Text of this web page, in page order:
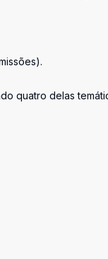
quatro delas